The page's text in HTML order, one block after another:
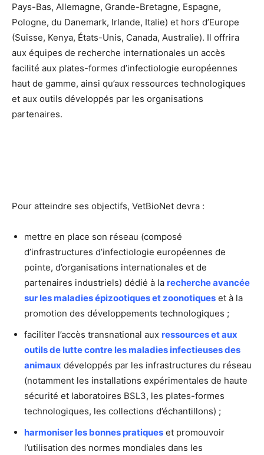
Pays-Bas, Allemagne, Grande-Bretagne, Espagne,
Pologne, du Danemark, Irlande, Italie) et hors d’Europe
(Suisse, Kenya, États-Unis, Canada, Australie). Il offrira
aux équipes de recherche internationales un accès
facilité aux plates-formes d’infectiologie européennes
haut de gamme, ainsi qu’aux ressources technologiques
et aux outils développés par les organisations
partenaires.
Pour atteindre ses objectifs, VetBioNet devra :
mettre en place son réseau (composé
d’infrastructures d’infectiologie européennes de
pointe, d’organisations internationales et de
partenaires industriels) dédié à la recherche avancée
sur les maladies épizootiques et zoonotiques et à la
promotion des développements technologiques ;
faciliter l’accès transnational aux ressources et aux
outils de lutte contre les maladies infectieuses des
animaux développés par les infrastructures du réseau
(notamment les installations expérimentales de haute
sécurité et laboratoires BSL3, les plates-formes
technologiques, les collections d’échantillons) ;
harmoniser les bonnes pratiques et promouvoir
l’utilisation des normes mondiales dans les